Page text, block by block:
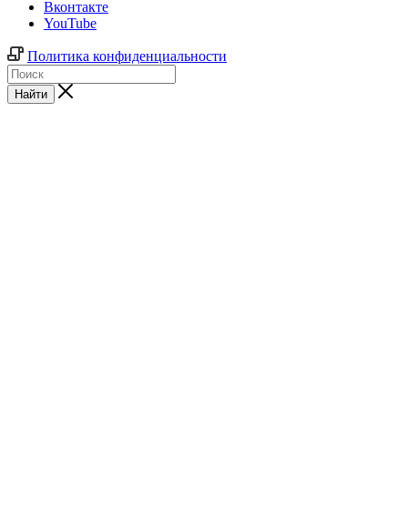
Вконтакте
YouTube
Политика конфиденциальности
Найти